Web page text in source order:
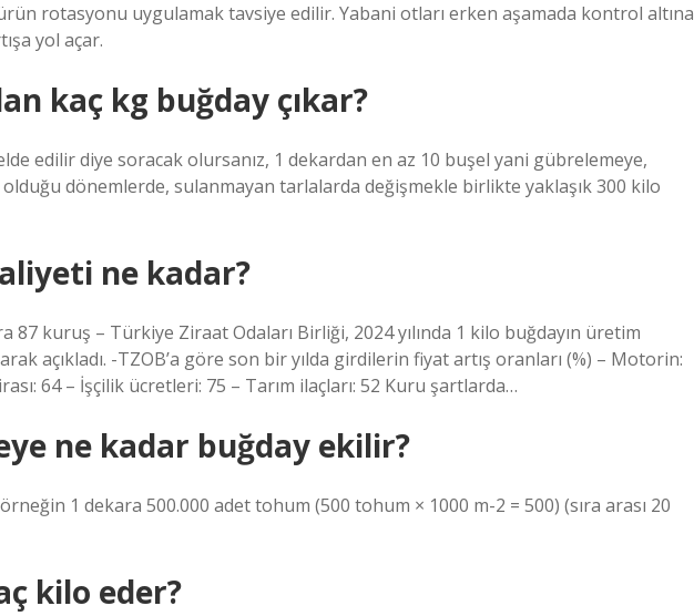
rotasyonu uygulamak tavsiye edilir. Yabani otları erken aşamada kontrol altına
yol açar.
kaç kg buğday çıkar?
edilir diye soracak olursanız, 1 dekardan en az 10 buşel yani gübrelemeye,
olduğu dönemlerde, sulanmayan tarlalarda değişmekle birlikte yaklaşık 300 kilo
ne kadar?
87 kuruş – Türkiye Ziraat Odaları Birliği, 2024 yılında 1 kilo buğdayın üretim
açıkladı. -TZOB’a göre son bir yılda girdilerin fiyat artış oranları (%) – Motorin:
64 – İşçilik ücretleri: 75 – Tarım ilaçları: 52 Kuru şartlarda…
ne kadar buğday ekilir?
1 dekara 500.000 adet tohum (500 tohum × 1000 m-2 = 500) (sıra arası 20
kilo eder?